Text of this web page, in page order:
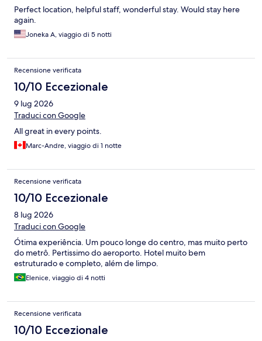
Perfect location, helpful staff, wonderful stay. Would stay here
again.
Joneka A, viaggio di 5 notti
Recensione verificata
10/10 Eccezionale
9 lug 2026
Traduci con Google
All great in every points.
Marc-Andre, viaggio di 1 notte
Recensione verificata
10/10 Eccezionale
8 lug 2026
Traduci con Google
Ótima experiência. Um pouco longe do centro, mas muito perto
do metrô. Pertissimo do aeroporto. Hotel muito bem
estruturado e completo, além de limpo.
Elenice, viaggio di 4 notti
Recensione verificata
10/10 Eccezionale